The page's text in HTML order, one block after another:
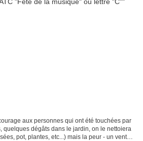
aux personnes qui ont été touchées par
quelques dégâts dans le jardin, on le nettoiera
pot, plantes, etc...) mais la peur - un vent